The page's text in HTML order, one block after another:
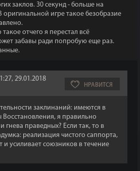
заклов. 30 секунд - больше на
оригинальной игре такое безобразие
отчего я перестал всё
забавы ради попробую еще раз.
29.01.2018
НРАВИТСЯ
заклинаний: имеются в
я правильно
гнева праведных? Если так, то в
реализация чистого саппорта,
и усиливает союзников в течение